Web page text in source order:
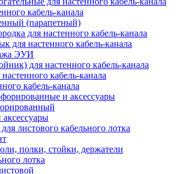
кабель-канала
(парапетный)
для настенного кабель-канала
для настенного кабель-канала
ЭУИ
для настенного кабель-канала
кабель-канала
кабель-канала
и аксессуары
листового кабельного лотка
полки, стойки, держатели
лотка